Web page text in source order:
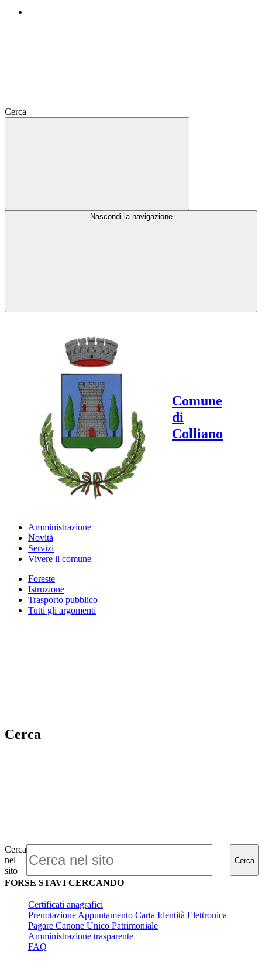
Cerca
Nascondi la navigazione
Comune
di
Colliano
Amministrazione
Novità
Servizi
Vivere il comune
Foreste
Istruzione
Trasporto pubblico
Tutti gli argomenti
Cerca
Cerca
nel
sito
Cerca
FORSE STAVI CERCANDO
Certificati anagrafici
Prenotazione Appuntamento Carta Identità Elettronica
Pagare Canone Unico Patrimoniale
Amministrazione trasparente
FAQ